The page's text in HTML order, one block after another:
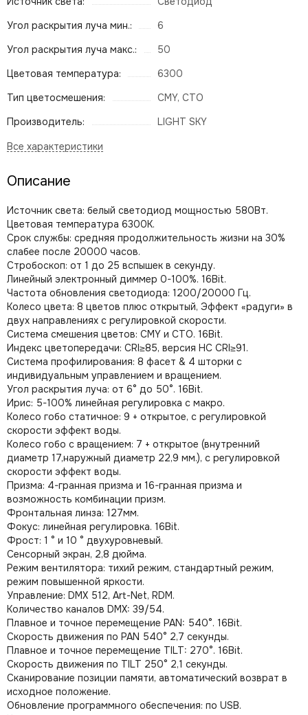
Угол раскрытия луча мин.:
6
Угол раскрытия луча макс.:
50
Цветовая температура:
6300
Тип цветосмешения:
CMY, CTO
Производитель:
LIGHT SKY
Описание
Источник света: белый светодиод мощностью 580Вт.
Цветовая температура 6300K.
Срок службы: средняя продолжительность жизни на 30%
слабее после 20000 часов.
Стробоскоп: от 1 до 25 вспышек в секунду.
Линейный электронный диммер 0-100%. 16Bit.
Частота обновления светодиода: 1200/20000 Гц.
Колесо цвета: 8 цветов плюс открытый, Эффект «радуги» в
двух направлениях с регулировкой скорости.
Система смешения цветов: CMY и CTO. 16Bit.
Индекс цветопередачи: CRI≥85, версия HC CRI≥91.
Система профилирования: 8 фасет & 4 шторки с
индивидуальным управлением и вращением.
Угол раскрытия луча: от 6° до 50°. 16Bit.
Ирис: 5-100% линейная регулировка с макро.
Колесо гобо статичное: 9 + открытое, с регулировкой
скорости эффект воды.
Колесо гобо с вращением: 7 + открытое (внутренний
диаметр 17,наружный диаметр 22,9 мм.), с регулировкой
скорости эффект воды.
Призма: 4-гранная призма и 16-гранная призма и
возможность комбинации призм.
Фронтальная линза: 127мм.
Фокус: линейная регулировка. 16Bit.
Фрост: 1 ° и 10 ° двухуровневый.
Сенсорный экран, 2,8 дюйма.
Режим вентилятора: тихий режим, стандартный режим,
режим повышенной яркости.
Управление: DMX 512, Art-Net, RDM.
Количество каналов DMX: 39/54.
Плавное и точное перемещение PAN: 540°. 16Bit.
Скорость движения по PAN 540° 2,7 секунды.
Плавное и точное перемещение TILT: 270°. 16Bit.
Скорость движения по TILT 250° 2,1 секунды.
Сканирование позиции памяти, автоматический возврат в
исходное положение.
Обновление программного обеспечения: по USB.